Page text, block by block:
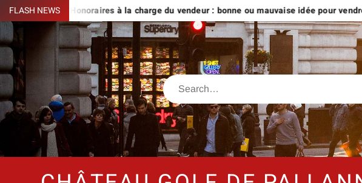
Skip
to
content
FLASH NEWS
Honoraires à la charge du vendeur : bonne ou mauvaise idée pour vendre vite ?
Search